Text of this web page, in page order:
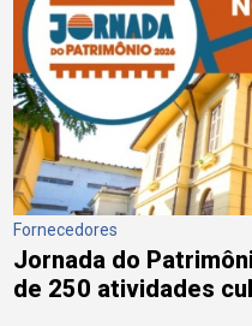
Fornecedores
Jornada do
de 250 atividades